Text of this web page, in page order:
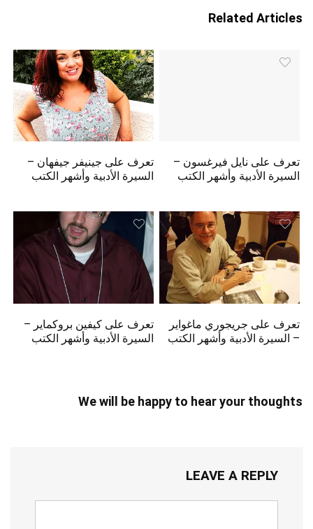
Related Articles
تعرف على نايل فيرغسون –
السيرة الأدبية وأشهر الكتب
تعرف على جينيفر جيفهان –
السيرة الأدبية وأشهر الكتب
تعرف على جريجوري ماغواير
– السيرة الأدبية وأشهر الكتب
تعرف على كيفين بروكماير –
السيرة الأدبية وأشهر الكتب
We will be happy to hear your thoughts
LEAVE A REPLY